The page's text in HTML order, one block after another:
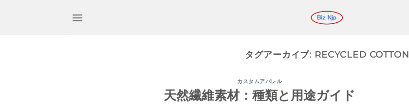
タグアーカイブ: RECYCLED COTTON
カスタムアパレル
天然繊維素材：種類と用途ガイド